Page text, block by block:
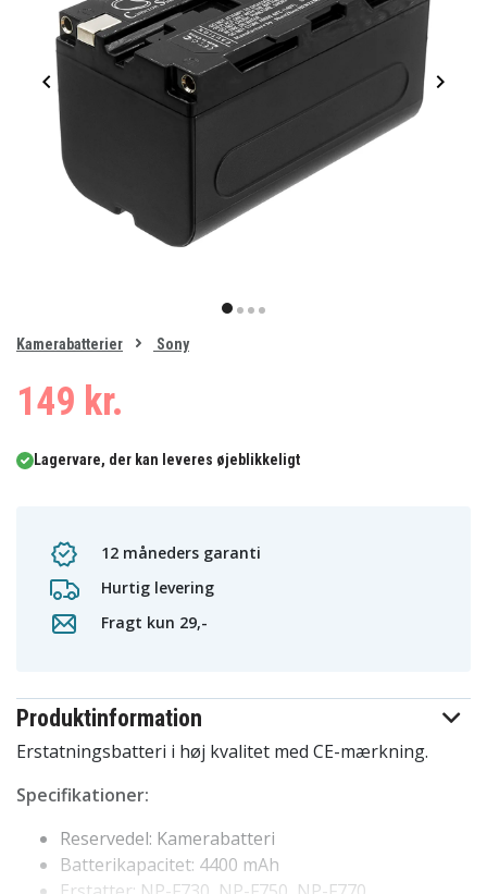
item
of
Kamerabatterier Sony
149 kr.
Lagervare, der kan leveres øjeblikkeligt
12 måneders garanti
Hurtig levering
Fragt kun 29,-
Produktinformation
Erstatningsbatteri i høj kvalitet med CE-mærkning.
Specifikationer:
Reservedel: Kamerabatteri
Batterikapacitet: 4400 mAh